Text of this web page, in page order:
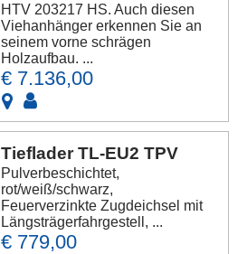
HTV 203217 HS. Auch diesen
Viehanhänger erkennen Sie an
seinem vorne schrägen
Holzaufbau. ...
€ 7.136,00
Tieflader TL-EU2 TPV
Pulverbeschichtet,
rot/weiß/schwarz,
Feuerverzinkte Zugdeichsel mit
Längsträgerfahrgestell, ...
€ 779,00